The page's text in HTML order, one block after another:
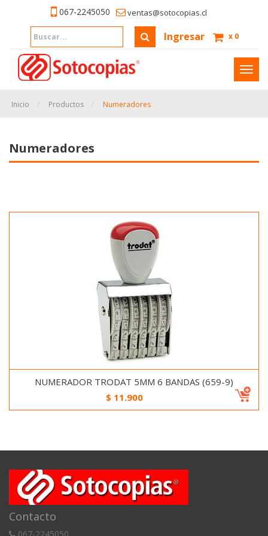
067-2245050 ventas@sotocopias.cl
Ingresar x 0
Inicio Productos Numeradores
Numeradores
NUMERADOR TRODAT 5MM 6 BANDAS (659-9)
$ 11.900
Contacto